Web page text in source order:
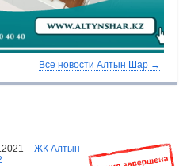
Все новости Алтын Шар →
ЖК Алтын